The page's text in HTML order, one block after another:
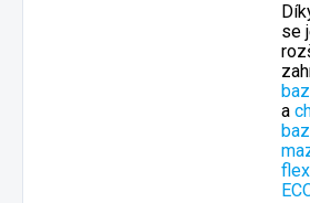
se
a